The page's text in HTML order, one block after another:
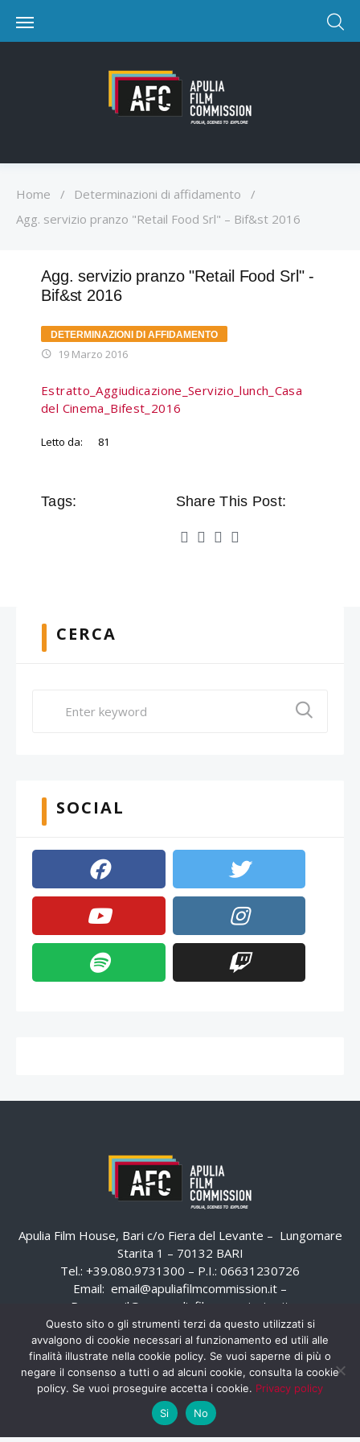
Home / Determinazioni di affidamento
/
Agg. servizio pranzo "Retail Food Srl" – Bif&st 2016
Agg. servizio pranzo "Retail Food Srl" -
Bif&st 2016
DETERMINAZIONI DI AFFIDAMENTO
19 Marzo 2016
Estratto_Aggiudicazione_Servizio_lunch_Casa
del Cinema_Bifest_2016
Letto da: 81
Tags: Share This Post:
CERCA
SOCIAL
Apulia Film House, Bari c/o Fiera del Levante – Lungomare
Starita 1 – 70132 BARI
Tel.: +39.080.9731300 – P.I.: 06631230726
Email: email@apuliafilmcommission.it –
Pec:
email@pec.apuliafilmcommission.it
Questo sito o gli strumenti terzi da questo utilizzati si
avvalgono di cookie necessari al funzionamento ed utili alle
finalità illustrate nella cookie policy. Se vuoi saperne di più o
negare il consenso a tutti o ad alcuni cookie, consulta la cookie
policy. Se vuoi proseguire accetta i cookie. Privacy policy
Si
No